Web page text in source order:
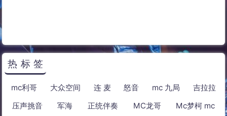
热标签
mc利哥 大众空间 连 麦 怒音 mc 九局
吉拉拉
压声挑音
军海 正统伴奏 MC龙哥
Mc梦柯 mc